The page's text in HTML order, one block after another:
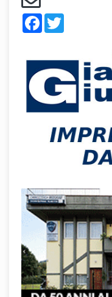
Facebook